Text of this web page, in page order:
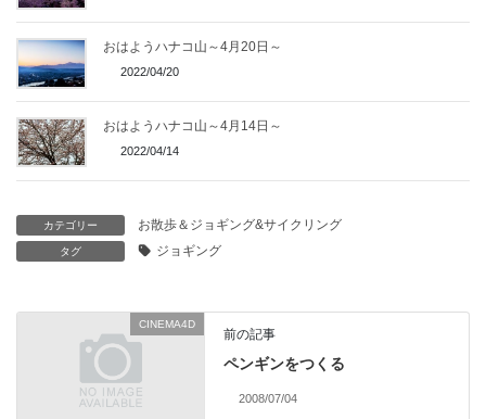
おはようハナコ山～4月20日～
2022/04/20
おはようハナコ山～4月14日～
2022/04/14
カテゴリー お散歩＆ジョギング&サイクリング
タグ ジョギング
CINEMA4D
前の記事
ペンギンをつくる
2008/07/04